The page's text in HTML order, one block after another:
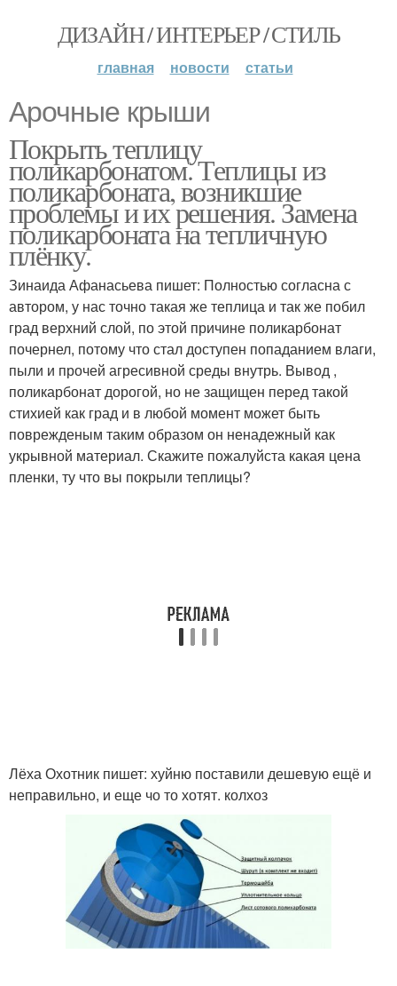
ДИЗАЙН / ИНТЕРЬЕР / СТИЛЬ
главная новости статьи
Арочные крыши
Покрыть теплицу
поликарбонатом. Теплицы из
поликарбоната, возникшие
проблемы и их решения. Замена
поликарбоната на тепличную
плёнку.
Зинаида Афанасьева пишет: Полностью согласна с
автором, у нас точно такая же теплица и так же побил
град верхний слой, по этой причине поликарбонат
почернел, потому что стал доступен попаданием влаги,
пыли и прочей агресивной среды внутрь. Вывод ,
поликарбонат дорогой, но не защищен перед такой
стихией как град и в любой момент может быть
поврежденым таким образом он ненадежный как
укрывной материал. Скажите пожалуйста какая цена
пленки, ту что вы покрыли теплицы?
Лёха Охотник пишет: хуйню поставили дешевую ещё и
неправильно, и еще чо то хотят. колхоз